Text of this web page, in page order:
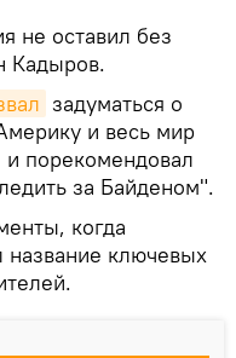
не оставил без
Кадыров.
задуматься о
и весь мир
и порекомендовал
за Байденом".
когда
название ключевых